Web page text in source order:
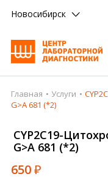
Новосибирск
Главная
Врачи
Получить результат
Главная Услуги
G>A 681 (*2)
CYP2C19-
G>A 681 (*2)
650₽